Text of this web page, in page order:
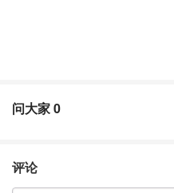
问大家0
评论